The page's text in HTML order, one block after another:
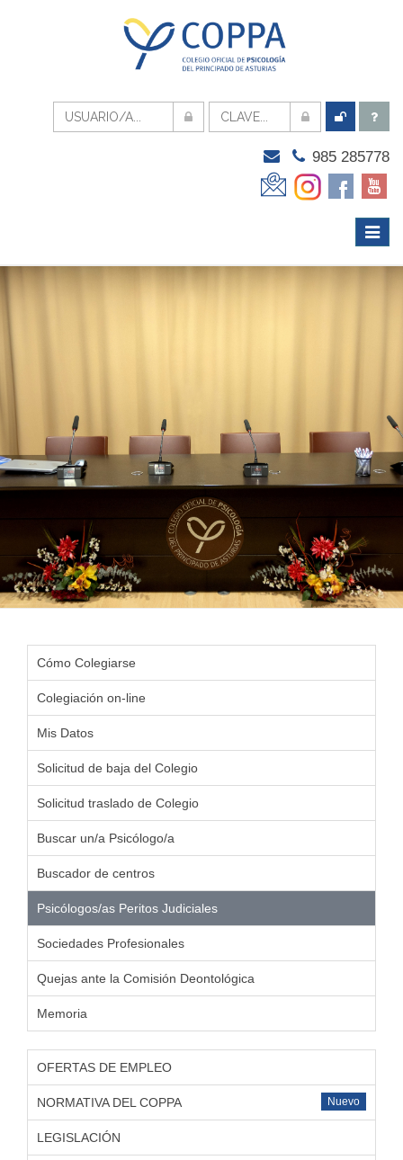
985 285778
Menú
Cómo Colegiarse
Colegiación on-line
Mis Datos
Solicitud de baja del Colegio
Solicitud traslado de Colegio
Buscar un/a Psicólogo/a
Buscador de centros
Psicólogos/as Peritos Judiciales
Sociedades Profesionales
Quejas ante la Comisión Deontológica
Memoria
OFERTAS DE EMPLEO
Nuevo
NORMATIVA DEL COPPA
LEGISLACIÓN